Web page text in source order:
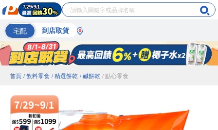
宅配 到店取貨
首頁 / 飲料零食 / 精選餅乾 / 鹹餅乾 / 點心零食